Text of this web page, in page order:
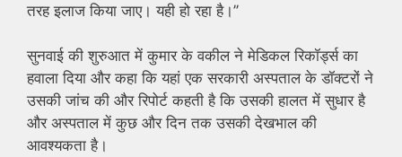
तरह इलाज किया जाए। यही हो रहा है।’’
सुनवाई की शुरुआत में कुमार के वकील ने मेडिकल रिकॉर्ड्स का
हवाला दिया और कहा कि यहां एक सरकारी अस्पताल के डॉक्टरों ने
उसकी जांच की और रिपोर्ट कहती है कि उसकी हालत में सुधार है
और अस्पताल में कुछ और दिन तक उसकी देखभाल की
आवश्यकता है।